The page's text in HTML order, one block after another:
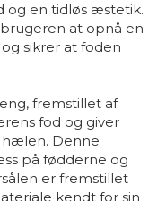
og en tidløs æstetik.
at opnå en
sikrer at foden
fremstillet af
fod og giver
Denne
på fødderne og
er fremstillet
kendt for sin